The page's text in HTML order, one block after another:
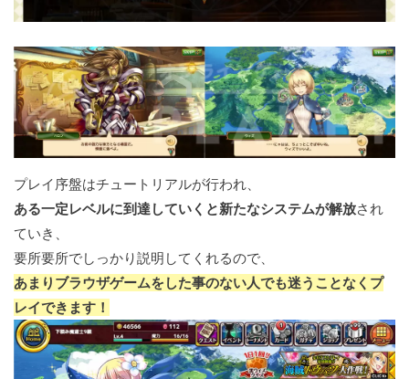
プレイ序盤はチュートリアルが行われ、
ある一定レベルに到達していくと新たなシステムが解放され
ていき、
要所要所でしっかり説明してくれるので、
あまりブラウザゲームをした事のない人でも迷うことなくプ
レイできます！